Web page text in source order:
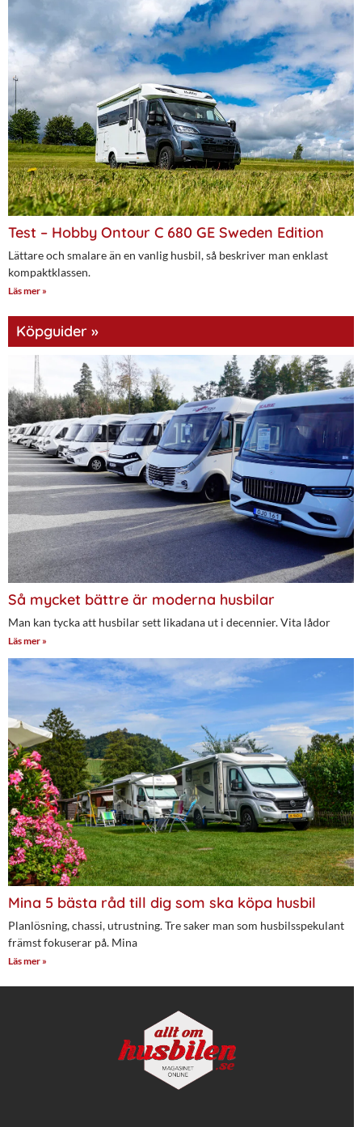
Test – Hobby Ontour C 680 GE Sweden Edition
Lättare och smalare än en vanlig husbil, så beskriver man enklast
kompaktklassen.
Läs mer »
Köpguider »
Så mycket bättre är moderna husbilar
Man kan tycka att husbilar sett likadana ut i decennier. Vita lådor
Läs mer »
Mina 5 bästa råd till dig som ska köpa husbil
Planlösning, chassi, utrustning. Tre saker man som husbilsspekulant
främst fokuserar på. Mina
Läs mer »